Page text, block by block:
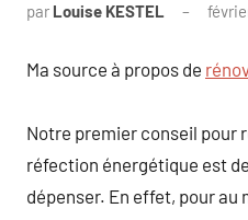
par Louise KESTEL
Ma source à propos de
Notre premier conseil pour
réfection énergétique est
dépenser. En effet, pour